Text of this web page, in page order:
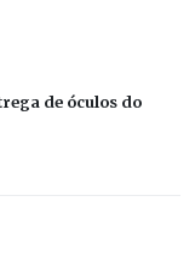
de óculos do